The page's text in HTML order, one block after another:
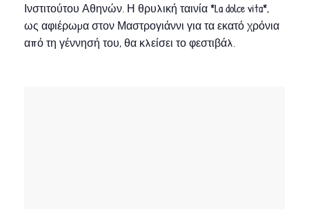
Ινστιτούτου Αθηνών. Η θρυλική ταινία *La dolce vita*,
ως αφιέρωμα στον Μαστρογιάννι για τα εκατό χρόνια
από τη γέννησή του, θα κλείσει το φεστιβάλ.